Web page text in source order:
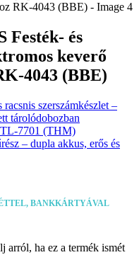
Festék- és
keverő
4043 (BBE)
szerszámkészlet –
tárolódobozban
7701 (THM)
– dupla akkus, erős és
BANKKÁRTYÁVAL
arról, ha ez a termék ismét